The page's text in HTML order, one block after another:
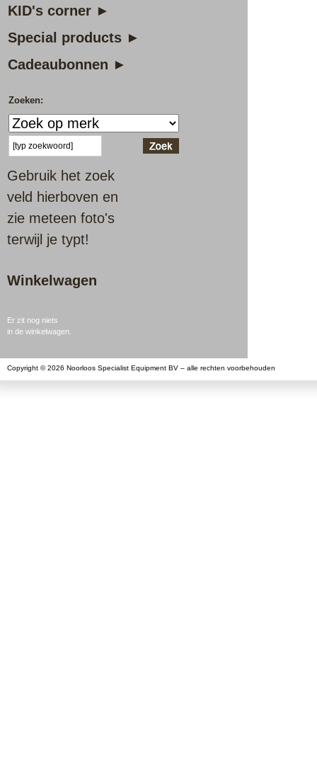
KID's corner ►
Special products ►
Cadeaubonnen ►
Zoeken:
Gebruik het zoek
veld hierboven en
zie meteen foto's
terwijl je typt!
Winkelwagen
Er zit nog niets
in de winkelwagen.
Copyright © 2026 Noorloos Specialist Equipment BV – alle rechten voorbehouden